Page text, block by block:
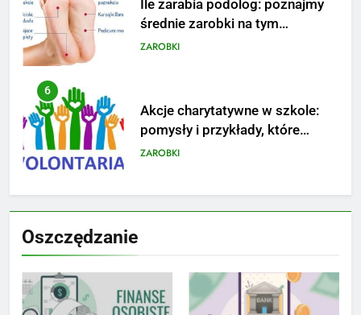
Ile zarabia podolog: poznajmy
średnie zarobki na tym
stanowisku
ZAROBKI
6
Akcje charytatywne w szkole:
pomysły i przykłady, które
zainspirują
ZAROBKI
7
budżet
8
Oszczędzanie